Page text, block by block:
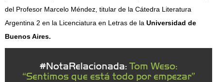
del Profesor Marcelo Méndez, titular de la Cátedra Literatura
Argentina 2 en la Licenciatura en Letras de la Universidad de
Buenos Aires.
#NotaRelacionada: Tom Weso:
“Sentimos que está todo por empezar”